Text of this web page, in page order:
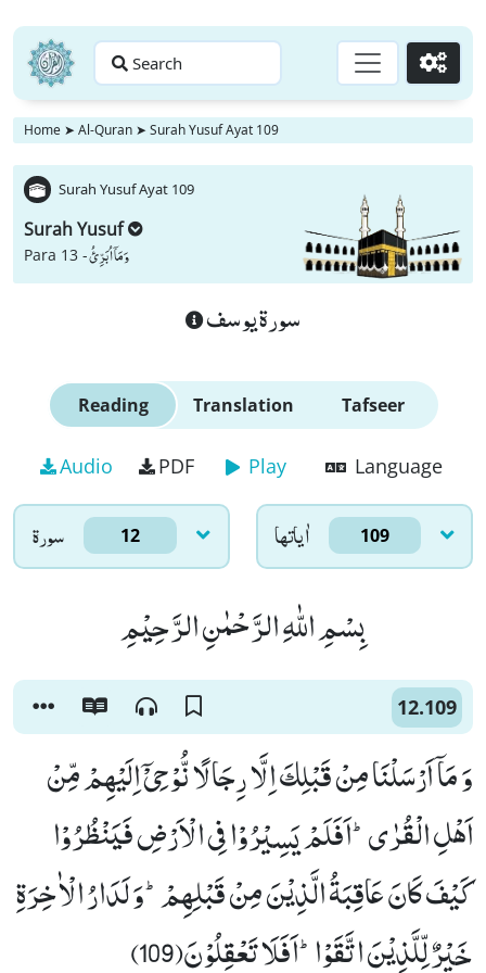
Search Go
Home ➤ Al-Quran ➤ Surah Yusuf Ayat 109
Surah Yusuf Ayat 109
Surah Yusuf
Para 13 -وَ مَاۤ اُبَرِّئُ
سورة يوسف
Reading Translation Tafseer
Audio PDF Play Language
سورۃ 12 اٰياتها 109
بِسْمِ اللّٰهِ الرَّحْمٰنِ الرَّحِیْمِ
12.109
وَ مَاۤ اَرْسَلْنَا مِنْ قَبْلِكَ اِلَّا رِجَالًا نُّوْحِیْۤ اِلَیْهِمْ مِّنْ
اَهْلِ الْقُرٰىؕ-اَفَلَمْ یَسِیْرُوْا فِی الْاَرْضِ فَیَنْظُرُوْا
كَیْفَ كَانَ عَاقِبَةُ الَّذِیْنَ مِنْ قَبْلِهِمْؕ-وَ لَدَارُ الْاٰخِرَةِ
خَیْرٌ لِّلَّذِیْنَ اتَّقَوْاؕ-اَفَلَا تَعْقِلُوْنَ(109)